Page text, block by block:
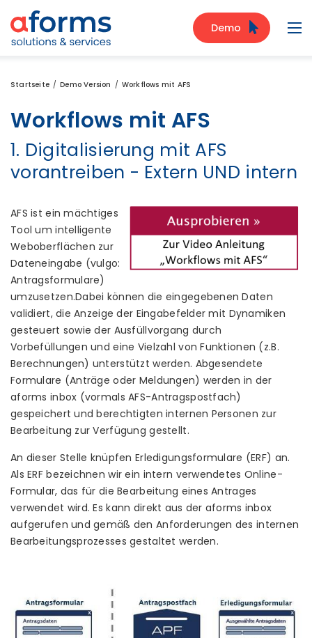
Zum Inhalt
Zum Menü
Zur Suche
Demo
Startseite Demo Version Workflows mit AFS
Workflows mit AFS
1. Digitalisierung mit AFS
vorantreiben - Extern UND intern
AFS ist ein mächtiges
Tool um intelligente
Weboberflächen zur
Dateneingabe (vulgo:
Antragsformulare)
umzusetzen.Dabei können die eingegebenen Daten
validiert, die Anzeige der Eingabefelder mit Dynamiken
gesteuert sowie der Ausfüllvorgang durch
Vorbefüllungen und eine Vielzahl von Funktionen (z.B.
Berechnungen) unterstützt werden. Abgesendete
Formulare (Anträge oder Meldungen) werden in der
aforms inbox (vormals AFS-Antragspostfach)
gespeichert und berechtigten internen Personen zur
Bearbeitung zur Verfügung gestellt.
An dieser Stelle knüpfen Erledigungsformulare (ERF) an.
Als ERF bezeichnen wir ein intern verwendetes Online-
Formular, das für die Bearbeitung eines Antrages
verwendet wird. Es kann direkt aus der aforms inbox
aufgerufen und gemäß den Anforderungen des internen
Bearbeitungsprozesses gestaltet werden.